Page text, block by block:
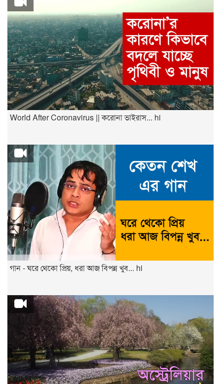
World After Coronavirus || করোনা ভাইরাস... hi
গান - ঘরে থেকো প্রিয়, ধরা আজ বিপন্ন খুব... hi